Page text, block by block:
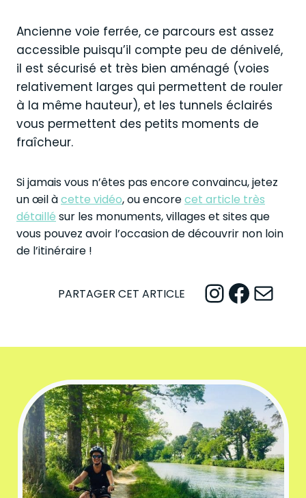
Ancienne voie ferrée, ce parcours est assez
accessible puisqu’il compte peu de dénivelé,
il est sécurisé et très bien aménagé (voies
relativement larges qui permettent de rouler
à la même hauteur), et les tunnels éclairés
vous permettent des petits moments de
fraîcheur.
Si jamais vous n’êtes pas encore convaincu, jetez
un œil àcette vidéo, ou encorecet article très
détaillé sur les monuments, villages et sites que
vous pouvez avoir l’occasion de découvrir non loin
de l’itinéraire !
PARTAGER CET ARTICLE InstagramFacebook Mail